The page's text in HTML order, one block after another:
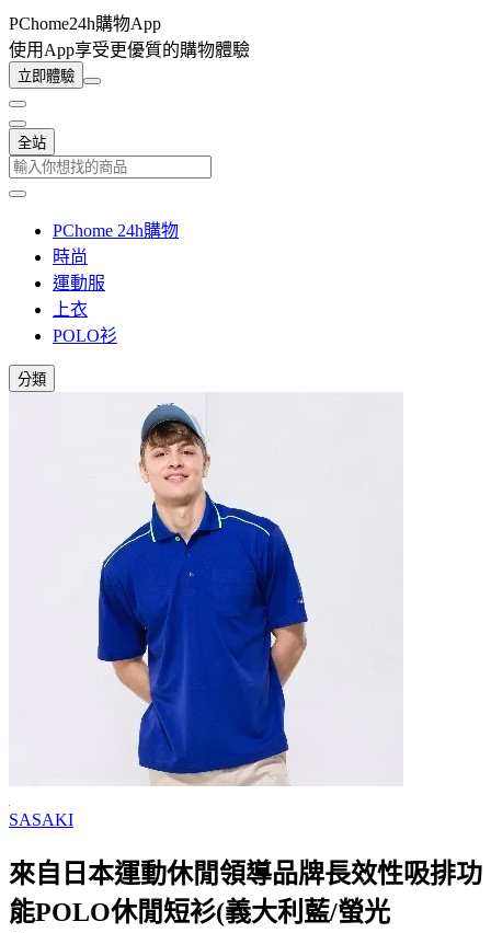
PChome24h購物App
使用App享受更優質的購物體驗
立即體驗
全站
PChome 24h購物
時尚
運動服
上衣
POLO衫
分類
SASAKI
來自日本運動休閒領導品牌長效性吸排功
能POLO休閒短衫(義大利藍/螢光